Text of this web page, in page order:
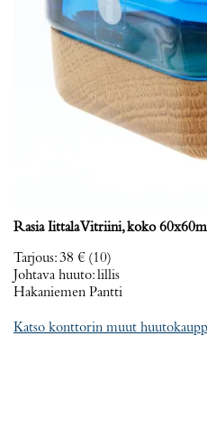
Rasia Iittala Vitriini, koko
Tarjous:38 € (10)
Johtava huuto:lillis
Hakaniemen Pantti
Katso konttorin muut